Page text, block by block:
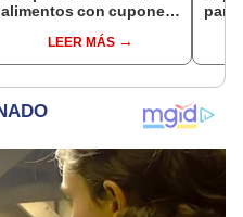
alimentos con cupones
desde 2026LEER MÁS
para
se